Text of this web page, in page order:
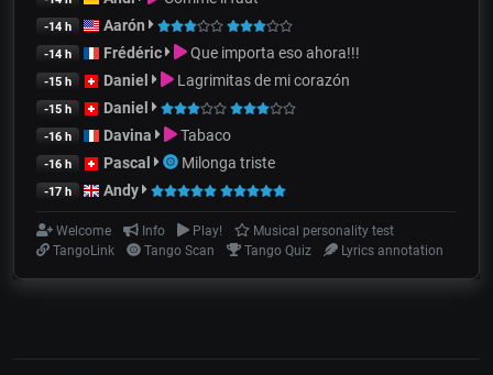
-14 h Aarón
-14 h Frédéric Que importa eso ahora!!!
-15 h Daniel Lagrimitas de mi corazón
-15 h Daniel
-16 h Davina Tabaco
-16 h Pascal Milonga triste
-17 h Andy
Welcome Info Play!
Musical personality test
TangoLink
Tango Scan Tango Quiz Lyrics annotation